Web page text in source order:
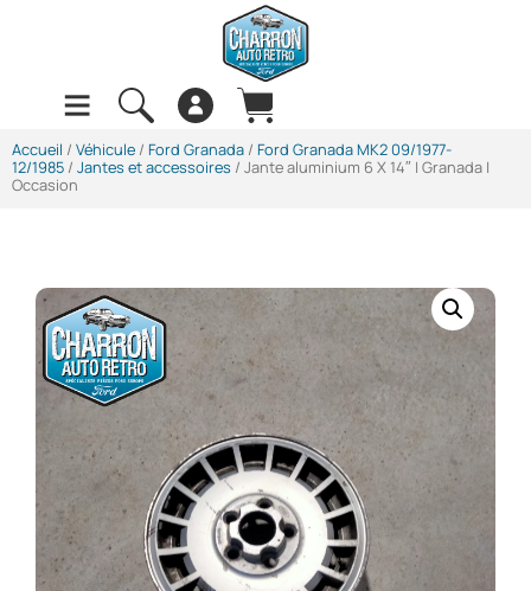
Accueil / Véhicule / Ford Granada / Ford Granada MK2 09/1977-
12/1985 / Jantes et accessoires / Jante aluminium 6 X 14″ | Granada |
Occasion